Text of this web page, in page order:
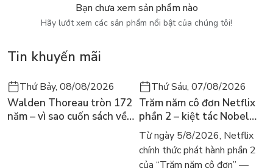
Bạn chưa xem sản phẩm nào
Hãy lướt xem các sản phẩm nổi bật của chúng tôi!
Tin khuyến mãi
Thứ Bảy, 08/08/2026
Walden Thoreau tròn 172
năm – vì sao cuốn sách về
Thứ Sáu, 07/08/2026
Trăm năm cô đơn Netflix
phần 2 – kiệt tác Nobel
trở lại màn ảnh, dòng
người tìm đọc lại García
Márquez
Từ ngày 5/8/2026, Netflix
chính thức phát hành phần 2
của “Trăm năm cô đơn” —